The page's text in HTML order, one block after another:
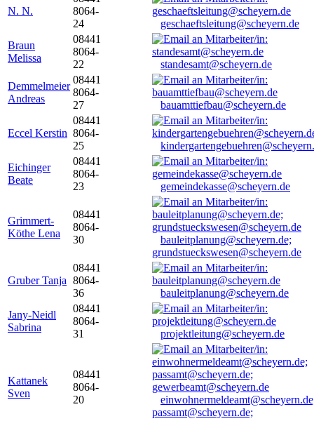
N. N.
8064-
24
geschaeftsleitung@scheyern.de
Braun
Melissa
08441
8064-
22
standesamt@scheyern.de
Demmelmeier
Andreas
08441
8064-
27
bauamttiefbau@scheyern.de
Eccel Kerstin
08441
8064-
25
Eichinger
Beate
08441
8064-
23
gemeindekasse@scheyern.de
Grimmert-
Köthe Lena
08441
8064-
30
bauleitplanung@scheyern.de;
grundstueckswesen@scheyern.de
Gruber Tanja
08441
8064-
36
bauleitplanung@scheyern.de
Jany-Neidl
Sabrina
08441
8064-
31
projektleitung@scheyern.de
Kattanek
Sven
08441
8064-
20
passamt@scheyern.de;